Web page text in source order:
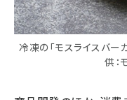
冷凍の「モスライスバー
供：